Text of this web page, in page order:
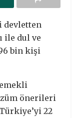
devletten
ile dul ve
bin kişi
önerileri
22